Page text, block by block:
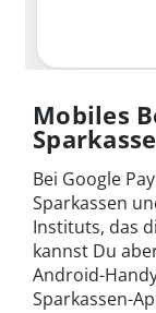
Mobiles
Bei Google
Sparkassen
Instituts, das
kannst Du
Android-
Sparkassen-